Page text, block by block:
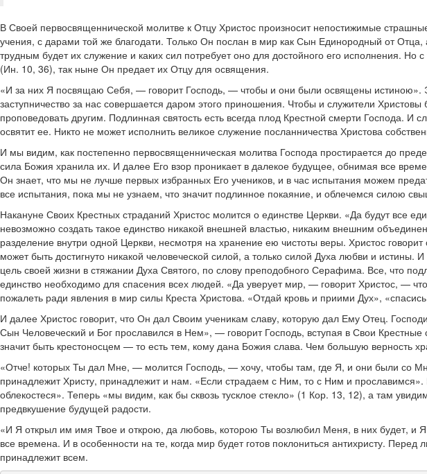
В Своей первосвященнической молитве к Отцу Христос произносит непостижимые
учения, с дарами той же благодати. Только Он послан в мир как Сын Единородный от
трудным будет их служение и каких сил потребует оно для достойного его исполнения.
(Ин. 10, 36), так ныне Он предает их Отцу для освящения.
«И за них Я посвящаю Себя, — говорит Господь, — чтобы и они были освящены истиною».
заступничество за нас совершается даром этого приношения. Чтобы и служители
проповедовать другим. Подлинная святость есть всегда плод Крестной смерти Господа.
освятит ее. Никто не может исполнить великое служение посланничества Христова
И мы видим, как постепенно первосвященническая молитва Господа простирается до
сила Божия хранила их. И далее Его взор проникает в далекое будущее, обнимая все
Он знает, что мы не лучше первых избранных Его учеников, и в час испытания можем
все испытания, пока мы не узнаем, что значит подлинное покаяние, и облечемся силою
Накануне Своих Крестных страданий Христос молится о единстве Церкви. «Да будут все
невозможно создать такое единство никакой внешней властью, никаким внешним
разделение внутри одной Церкви, несмотря на хранение ею чистоты веры. Христос
может быть достигнуто никакой человеческой силой, а только силой Духа любви и истины.
цель своей жизни в стяжании Духа Святого, по слову преподобного Серафима. Все, что
единство необходимо для спасения всех людей. «Да уверует мир, — говорит Христос, —
пожалеть ради явления в мир силы Креста Христова. «Отдай кровь и приими Дух»,
И далее Христос говорит, что Он дал Своим ученикам славу, которую дал Ему Отец.
Сын Человеческий и Бог прославился в Нем», — говорит Господь, вступая в Свои
значит быть крестоносцем — то есть тем, кому дана Божия слава. Чем большую верность
«Отче! которых Ты дал Мне, — молится Господь, — хочу, чтобы там, где Я, и они были со
принадлежит Христу, принадлежит и нам. «Если страдаем с Ним, то с Ним и
облекостеся». Теперь «мы видим, как бы сквозь тусклое стекло» (1 Кор. 13, 12), а там
предвкушение будущей радости.
«И Я открыл им имя Твое и открою, да любовь, которою Ты возлюбил Меня, в них будет, и
все времена. И в особенности на те, когда мир будет готов поклониться антихристу.
принадлежит всем.